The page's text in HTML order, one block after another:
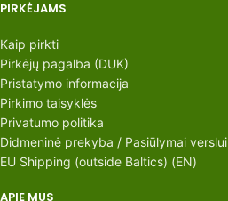
PIRKĖJAMS
Kaip pirkti
Pirkėjų pagalba (DUK)
Pristatymo informacija
Pirkimo taisyklės
Privatumo politika
Didmeninė prekyba / Pasiūlymai verslui
EU Shipping (outside Baltics) (EN)
APIE MUS